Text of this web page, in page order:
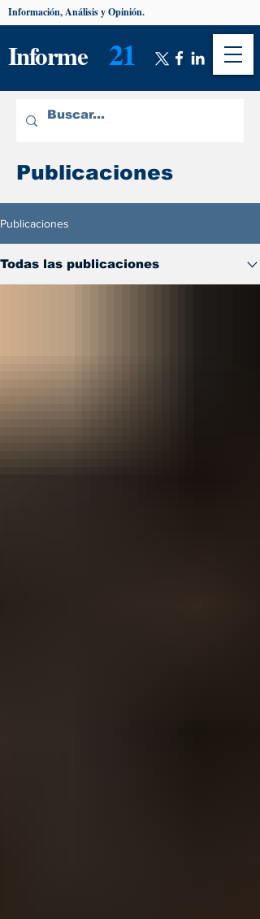
Informe 21
Información, Análisis y Opinión.
Publicaciones
Publicaciones
Todas las publicaciones